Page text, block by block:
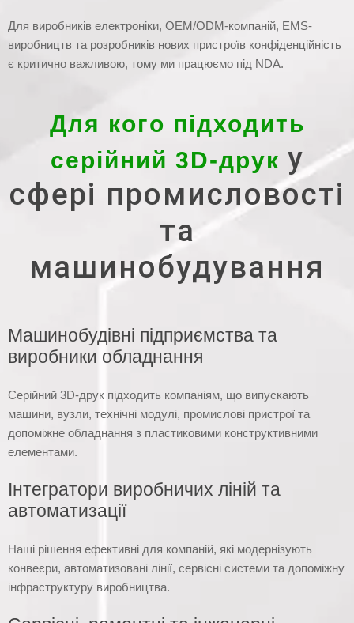
Для виробників електроніки, OEM/ODM-компаній, EMS-
виробництв та розробників нових пристроїв конфіденційність
є критично важливою, тому ми працюємо під NDA.
Для кого підходить
серійний 3D-друк у
сфері промисловості
та
машинобудування
Машинобудівні підприємства та
виробники обладнання
Серійний 3D-друк підходить компаніям, що випускають
машини, вузли, технічні модулі, промислові пристрої та
допоміжне обладнання з пластиковими конструктивними
елементами.
Інтегратори виробничих ліній та
автоматизації
Наші рішення ефективні для компаній, які модернізують
конвеєри, автоматизовані лінії, сервісні системи та допоміжну
інфраструктуру виробництва.